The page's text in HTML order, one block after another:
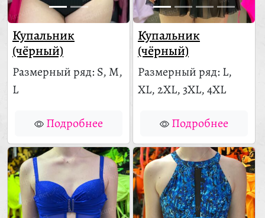
Купальник
(чёрный)
Размерный ряд: S, M,
L
Подробнее
Купальник
(чёрный)
Размерный ряд: L,
XL, 2XL, 3XL, 4XL
Подробнее